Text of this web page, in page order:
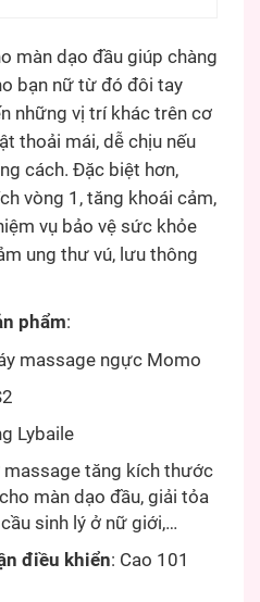
màn dạo đầu giúp chàng
bạn nữ từ đó đôi tay
những vị trí khác trên cơ
thoải mái, dễ chịu nếu
cách. Đặc biệt hơn,
vòng 1, tăng khoái cảm,
vụ bảo vệ sức khỏe
ung thư vú, lưu thông
phẩm:
massage ngực Momo
Lybaile
massage tăng kích thước
màn dạo đầu, giải tỏa
sinh lý ở nữ giới,…
điều khiển: Cao 101